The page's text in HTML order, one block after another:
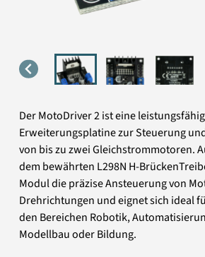
Der MotoDriver 2 ist eine
Erweiterungsplatine zur Steuerung
von bis zu zwei Gleichstrommotoren.
dem bewährten L298N H-
Modul die präzise Ansteuerung von
Drehrichtungen und eignet sich ideal
den Bereichen Robotik,
Modellbau oder Bildung.